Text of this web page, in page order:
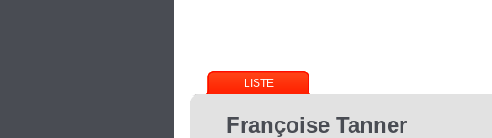
LISTE
Françoise Tanner